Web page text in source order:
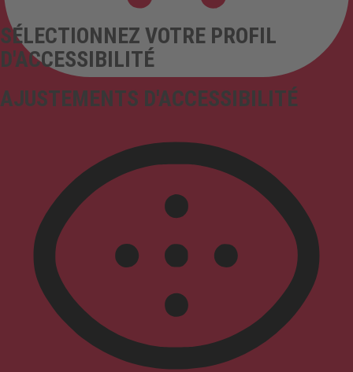
AJUSTEMENTS D'ACCESSIBILITÉ
SÉLECTIONNEZ VOTRE PROFIL
D'ACCESSIBILITÉ